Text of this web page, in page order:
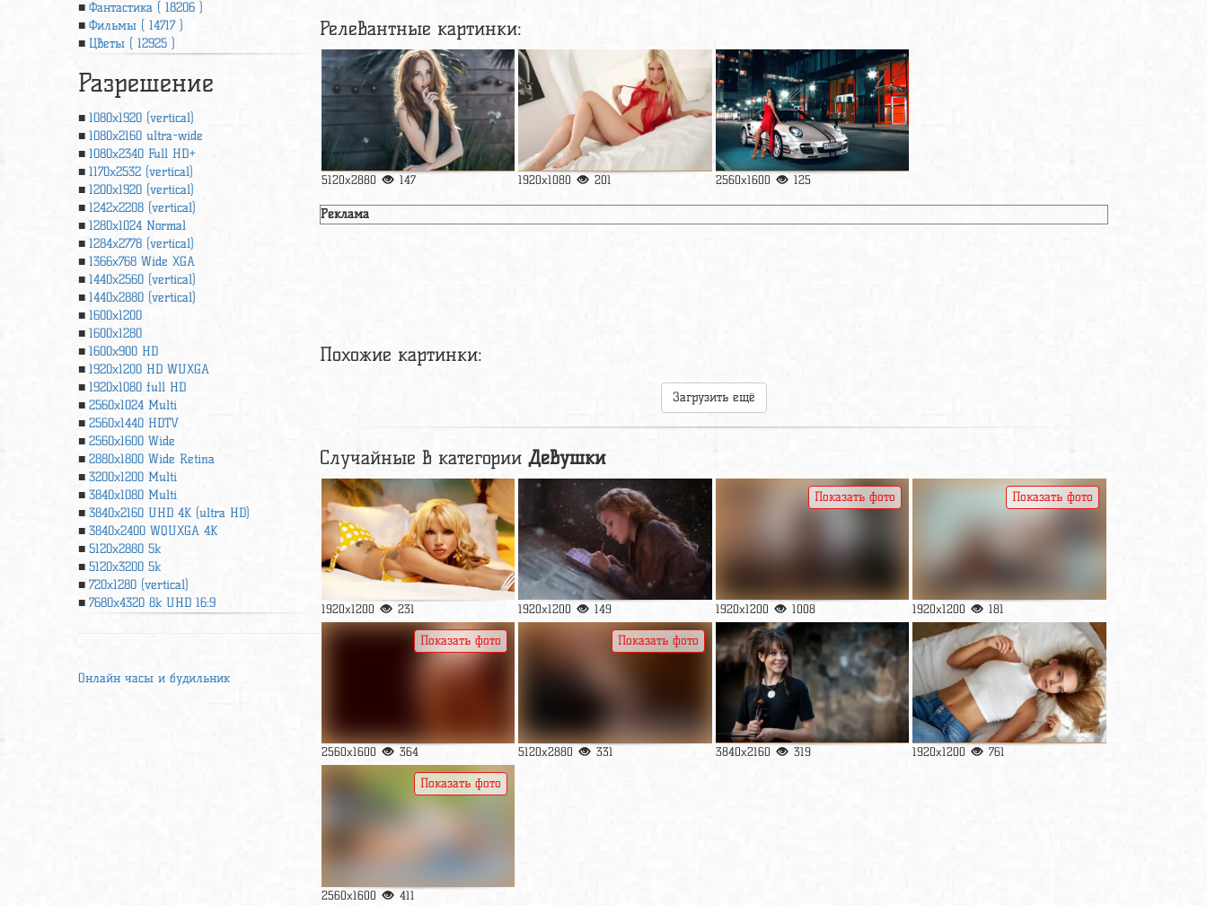
Фантастика ( 18206 )
Фильмы ( 14717 )
Цветы ( 12925 )
Разрешение
1080x1920 (vertical)
1080x2160 ultra-wide
1080x2340 Full HD+
1170x2532 (vertical)
1200x1920 (vertical)
1242x2208 (vertical)
1280x1024 Normal
1284x2778 (vertical)
1366х768 Wide XGA
1440x2560 (vertical)
1440x2880 (vertical)
1600x1200
1600x1280
1600x900 HD
1920x1200 HD WUXGA
1920х1080 full HD
2560x1024 Multi
2560x1440 HDTV
2560x1600 Wide
2880x1800 Wide Retina
3200x1200 Multi
3840x1080 Multi
3840x2160 UHD 4К (ultra HD)
3840x2400 WQUXGA 4K
5120x2880 5k
5120x3200 5k
720x1280 (vertical)
7680x4320 8k UHD 16:9
Онлайн часы и будильник
Релевантные картинки:
5120x2880 147 1920x1080 201 2560x1600 125
Реклама
Похожие картинки:
Загрузить ещё
Случайные в категорииДевушки
1920x1200 231 1920x1200 149 1920x1200 1008
Показать фото
1920x1200 181
Показать фото
2560x1600 364
Показать фото
5120x2880 331
Показать фото
3840x2160 319 1920x1200 761
2560x1600 411
Показать фото